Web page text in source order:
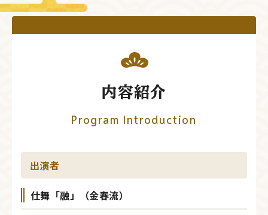
内容紹介
Program Introduction
出演者
仕舞「融」（金春流）